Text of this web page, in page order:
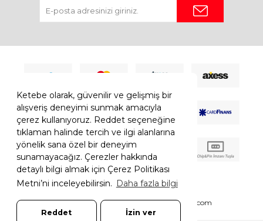
Ketebe olarak, güvenilir ve gelişmiş bir
alışveriş deneyimi sunmak amacıyla
çerez kullanıyoruz. Reddet seçeneğine
tıklaman halinde tercih ve ilgi alanlarına
yönelik sana özel bir deneyim
sunamayacağız. Çerezler hakkında
detaylı bilgi almak için Çerez Politikası
Metni’ni inceleyebilirsin. Daha fazla bilgi
Reddet İzin ver
© 2026 Ketebe Tüm Hakkı Saklıdır. Ketebe.com
7308052261181544